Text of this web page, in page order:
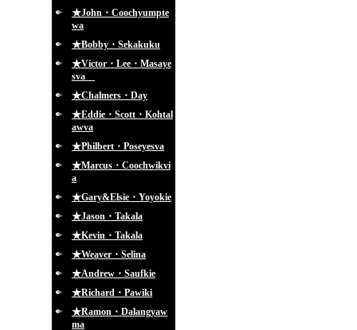
★John・Coochyumpte
wa
★Bobby・Sekakuku
★Victor・Lee・Masaye
sva
★Chalmers・Day
★Eddie・Scott・Kohtal
awva
★Philbert・Poseyesva
★Marcus・Coochwikvi
a
★Gary&Elsie・Yoyokie
★Jason・Takala
★Kevin・Takala
★Weaver・Selina
★Andrew・Saufkie
★Richard・Pawiki
★Ramon・Dalangyaw
ma